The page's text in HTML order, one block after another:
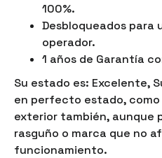
100%.
Desbloqueados para
operador.
1 años de Garantía
Su estado es: Excelente,
en perfecto estado,
exterior también, aunque
rasguño o marca que no
funcionamiento.